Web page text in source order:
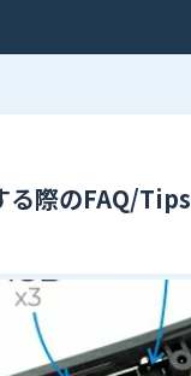
際のFAQ/Tips